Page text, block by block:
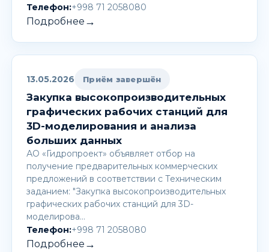
Телефон:+998 71 2058080
Подробнее →
13.05.2026 Приём завершён
Закупка высокопроизводительных
графических рабочих станций для
3D-моделирования и анализа
больших данных
АО «Гидропроект» объявляет отбор на
получение предварительных коммерческих
предложений в соответствии с Техническим
заданием: "Закупка высокопроизводительных
графических рабочих станций для 3D-
моделирова…
Телефон:+998 71 2058080
Подробнее →